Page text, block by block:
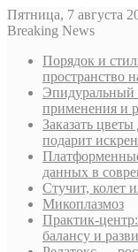
Пятница, 7 августа
Breaking News
Порядок и
пространство
Эпидуральный
применения и
Заказать
подарит
данных в
Стучит, колет
Микоплазмоз
Практик-
балансу и